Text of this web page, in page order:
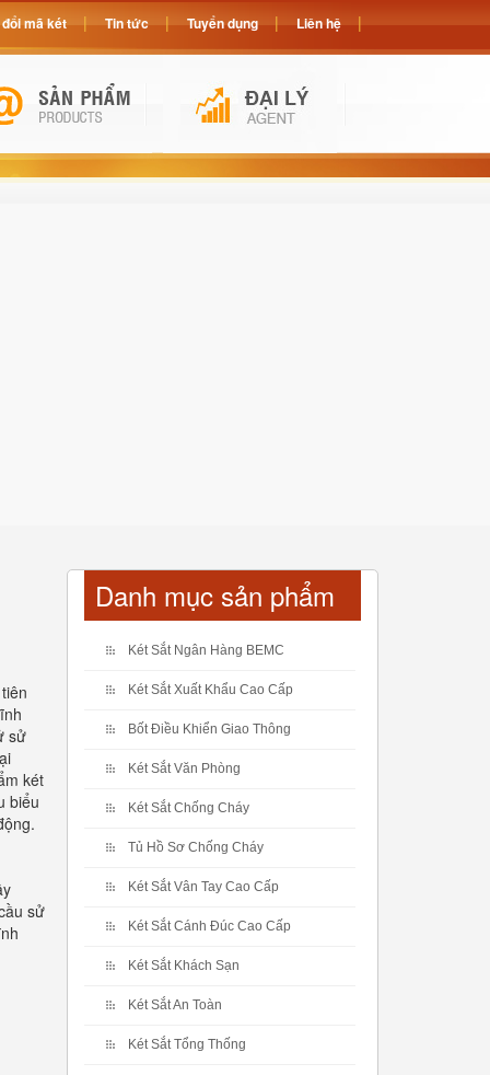
sử
két
biểu
sử
Danh mục sản phẩm
Két Sắt Ngân Hàng BEMC
Két Sắt Xuất Khẩu Cao Cấp
Bốt Điều Khiển Giao Thông
Két Sắt Văn Phòng
Két Sắt Chống Cháy
Tủ Hồ Sơ Chống Cháy
Két Sắt Vân Tay Cao Cấp
Két Sắt Cánh Đúc Cao Cấp
Két Sắt Khách Sạn
Két Sắt An Toàn
Két Sắt Tổng Thống
mã két Tin tức Tuyển dụng Liên hệ